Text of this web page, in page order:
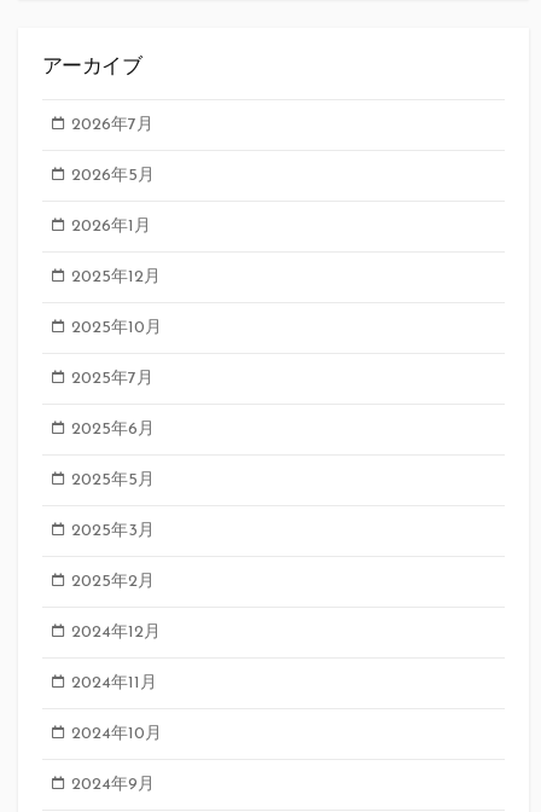
アーカイブ
2026年7月
2026年5月
2026年1月
2025年12月
2025年10月
2025年7月
2025年6月
2025年5月
2025年3月
2025年2月
2024年12月
2024年11月
2024年10月
2024年9月